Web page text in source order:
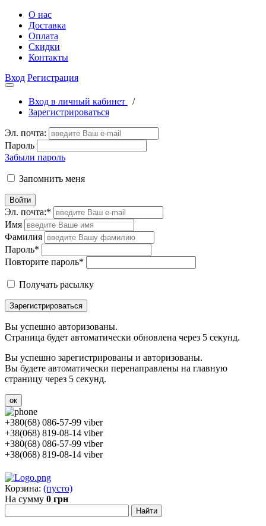
О нас
Доставка
Оплата
Скидки
Контакты
Вход Регистрация
Вход в личный кабинет
/
Зарегистрироваться
Эл. почта:
Пароль
Забыли пароль
Запомнить меня
Войти
Эл. почта:*
Имя
Фамилия
Пароль*
Повторите пароль*
Получать расылку
Зарегистрироваться
Вы успешно авторизованы.
Страница будет автоматически обновлена через 5 секунд.
Вы успешно зарегистрированы и авторизованы.
Вы будете автоматически перенаправлены на главную
страницу через 5 секунд.
ок
+380(68) 086-57-99 viber
+38(068) 819-08-14 viber
+380(68) 086-57-99 viber
+38(068) 819-08-14 viber
Корзина: (пусто)
На сумму 0 грн